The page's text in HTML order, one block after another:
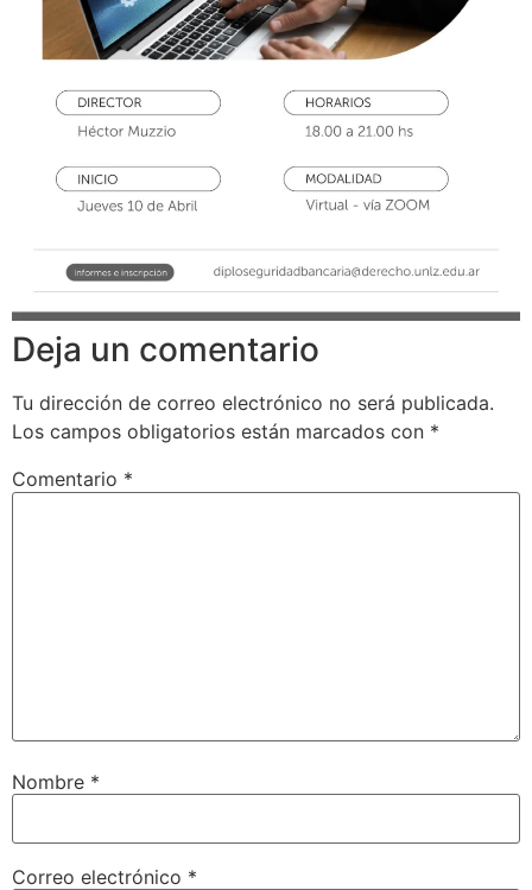
Deja un comentario
Tu dirección de correo electrónico no será publicada.
Los campos obligatorios están marcados con *
Comentario *
Nombre *
Correo electrónico *